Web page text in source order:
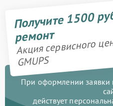
Получите 1500
ремонт
Акция сервисного
GMUPS
При оформлении заявки
действует